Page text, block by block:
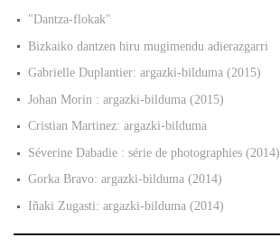
"Dantza-flokak"
Bizkaiko dantzen hiru mugimendu adierazgarri
Gabrielle Duplantier: argazki-bilduma (2015)
Johan Morin : argazki-bilduma (2015)
Cristian Martinez: argazki-bilduma
Séverine Dabadie : série de photographies (2014)
Gorka Bravo: argazki-bilduma (2014)
Iñaki Zugasti: argazki-bilduma (2014)